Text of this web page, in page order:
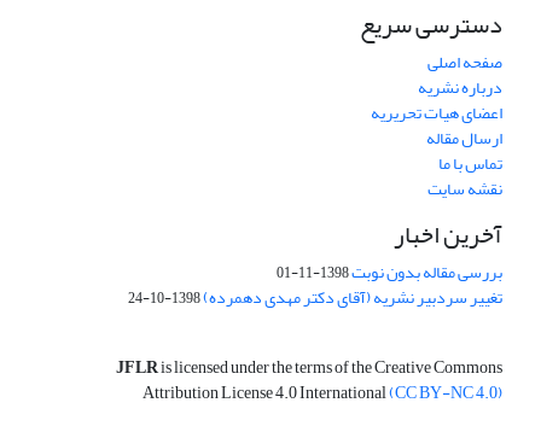
دسترسی سریع
صفحه اصلی
درباره نشریه
اعضای هیات تحریریه
ارسال مقاله
تماس با ما
نقشه سایت
آخرین اخبار
بررسی مقاله بدون نوبت1398-11-01
تغییر سردبیر نشریه (آقای دکتر مهدی دهمرده)1398-10-24
JFLRis licensed under the terms of the Creative Commons
Attribution License 4.0 International(CC BY-NC 4.0)